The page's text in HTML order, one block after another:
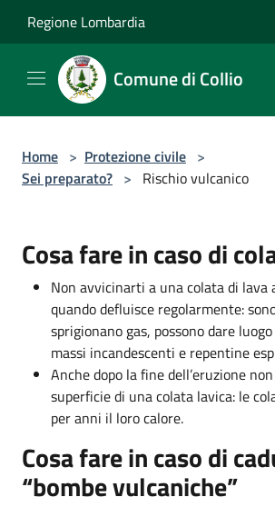
Regione Lombardia
Comune di Collio
Home > Protezione civile >
Sei preparato? > Rischio vulcanico
Cosa fare in caso di
Non avvicinarti a una colata di lava
quando defluisce regolarmente:
sprigionano gas, possono dare
massi incandescenti e repentine
Anche dopo la fine dell’eruzione
superficie di una colata lavica: le
per anni il loro calore.
Cosa fare in caso di
“bombe vulcaniche”